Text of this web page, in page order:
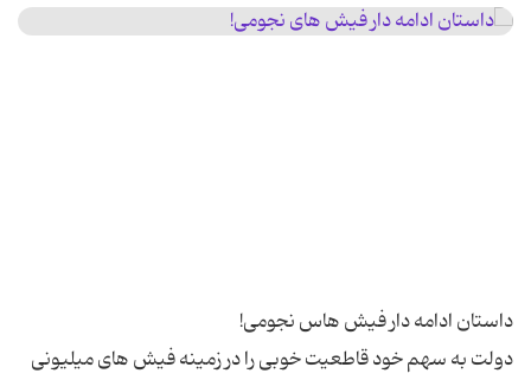
دولت به سهم خود قاطعیت خوبی را در زمینه فیش های میلیونی